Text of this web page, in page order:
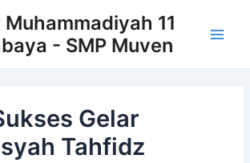
Muhammadiyah 11
- SMP Muven
Gelar
Tahfidz